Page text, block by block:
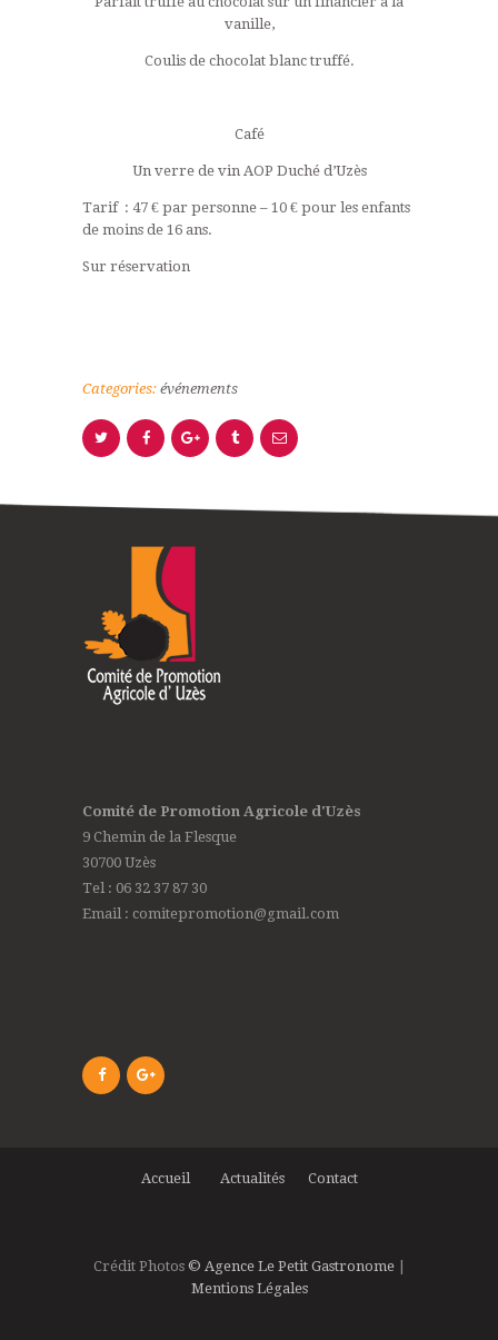
vanille,
Coulis de chocolat blanc truffé.
Café
Un verre de vin AOP Duché d’Uzès
Tarif : 47 € par personne – 10 € pour les enfants
de moins de 16 ans.
Sur réservation
Categories: événements
Comité de Promotion Agricole d'Uzès
9 Chemin de la Flesque
30700 Uzès
Tel : 06 32 37 87 30
Email : comitepromotion@gmail.com
Accueil Actualités Contact
Crédit Photos © Agence Le Petit Gastronome|
Mentions Légales